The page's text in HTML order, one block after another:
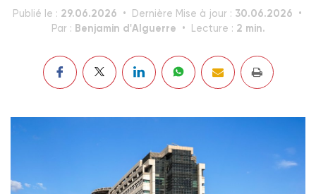
Publié le : 29.06.2026 Dernière Mise à jour : 30.06.2026
Par : Benjamin d'Alguerre Lecture : 2 min.